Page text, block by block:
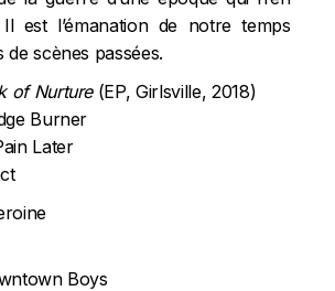
est l’émanation de notre temps
de scènes passées.
of Nurture(EP, Girlsville, 2018)
Burner
Later
Boys